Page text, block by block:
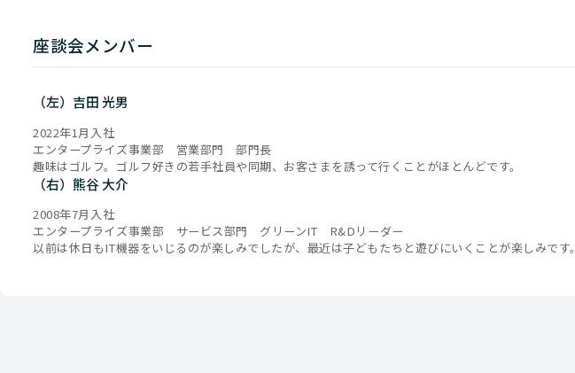
座談会メンバー
（左）吉田 光男
2022年1月入社
エンタープライズ事業部 営業部門 部門長
趣味はゴルフ。ゴルフ好きの若手社員や同期、お客さまを誘って行くことがほとんどです。
（右）熊谷 大介
2008年7月入社
エンタープライズ事業部 サービス部門 グリーンIT R&Dリーダー
以前は休日もIT機器をいじるのが楽しみでしたが、最近は子どもたちと遊びにいくことが楽しみです。